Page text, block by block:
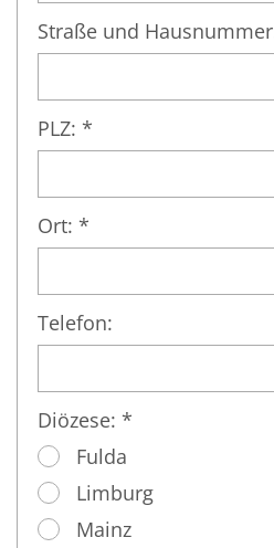
Straße und
PLZ: *
Ort: *
Telefon:
Diözese: *
Fulda
Limburg
Mainz